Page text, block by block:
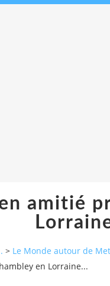
amitié
> Le Monde autour de
en Lorraine...